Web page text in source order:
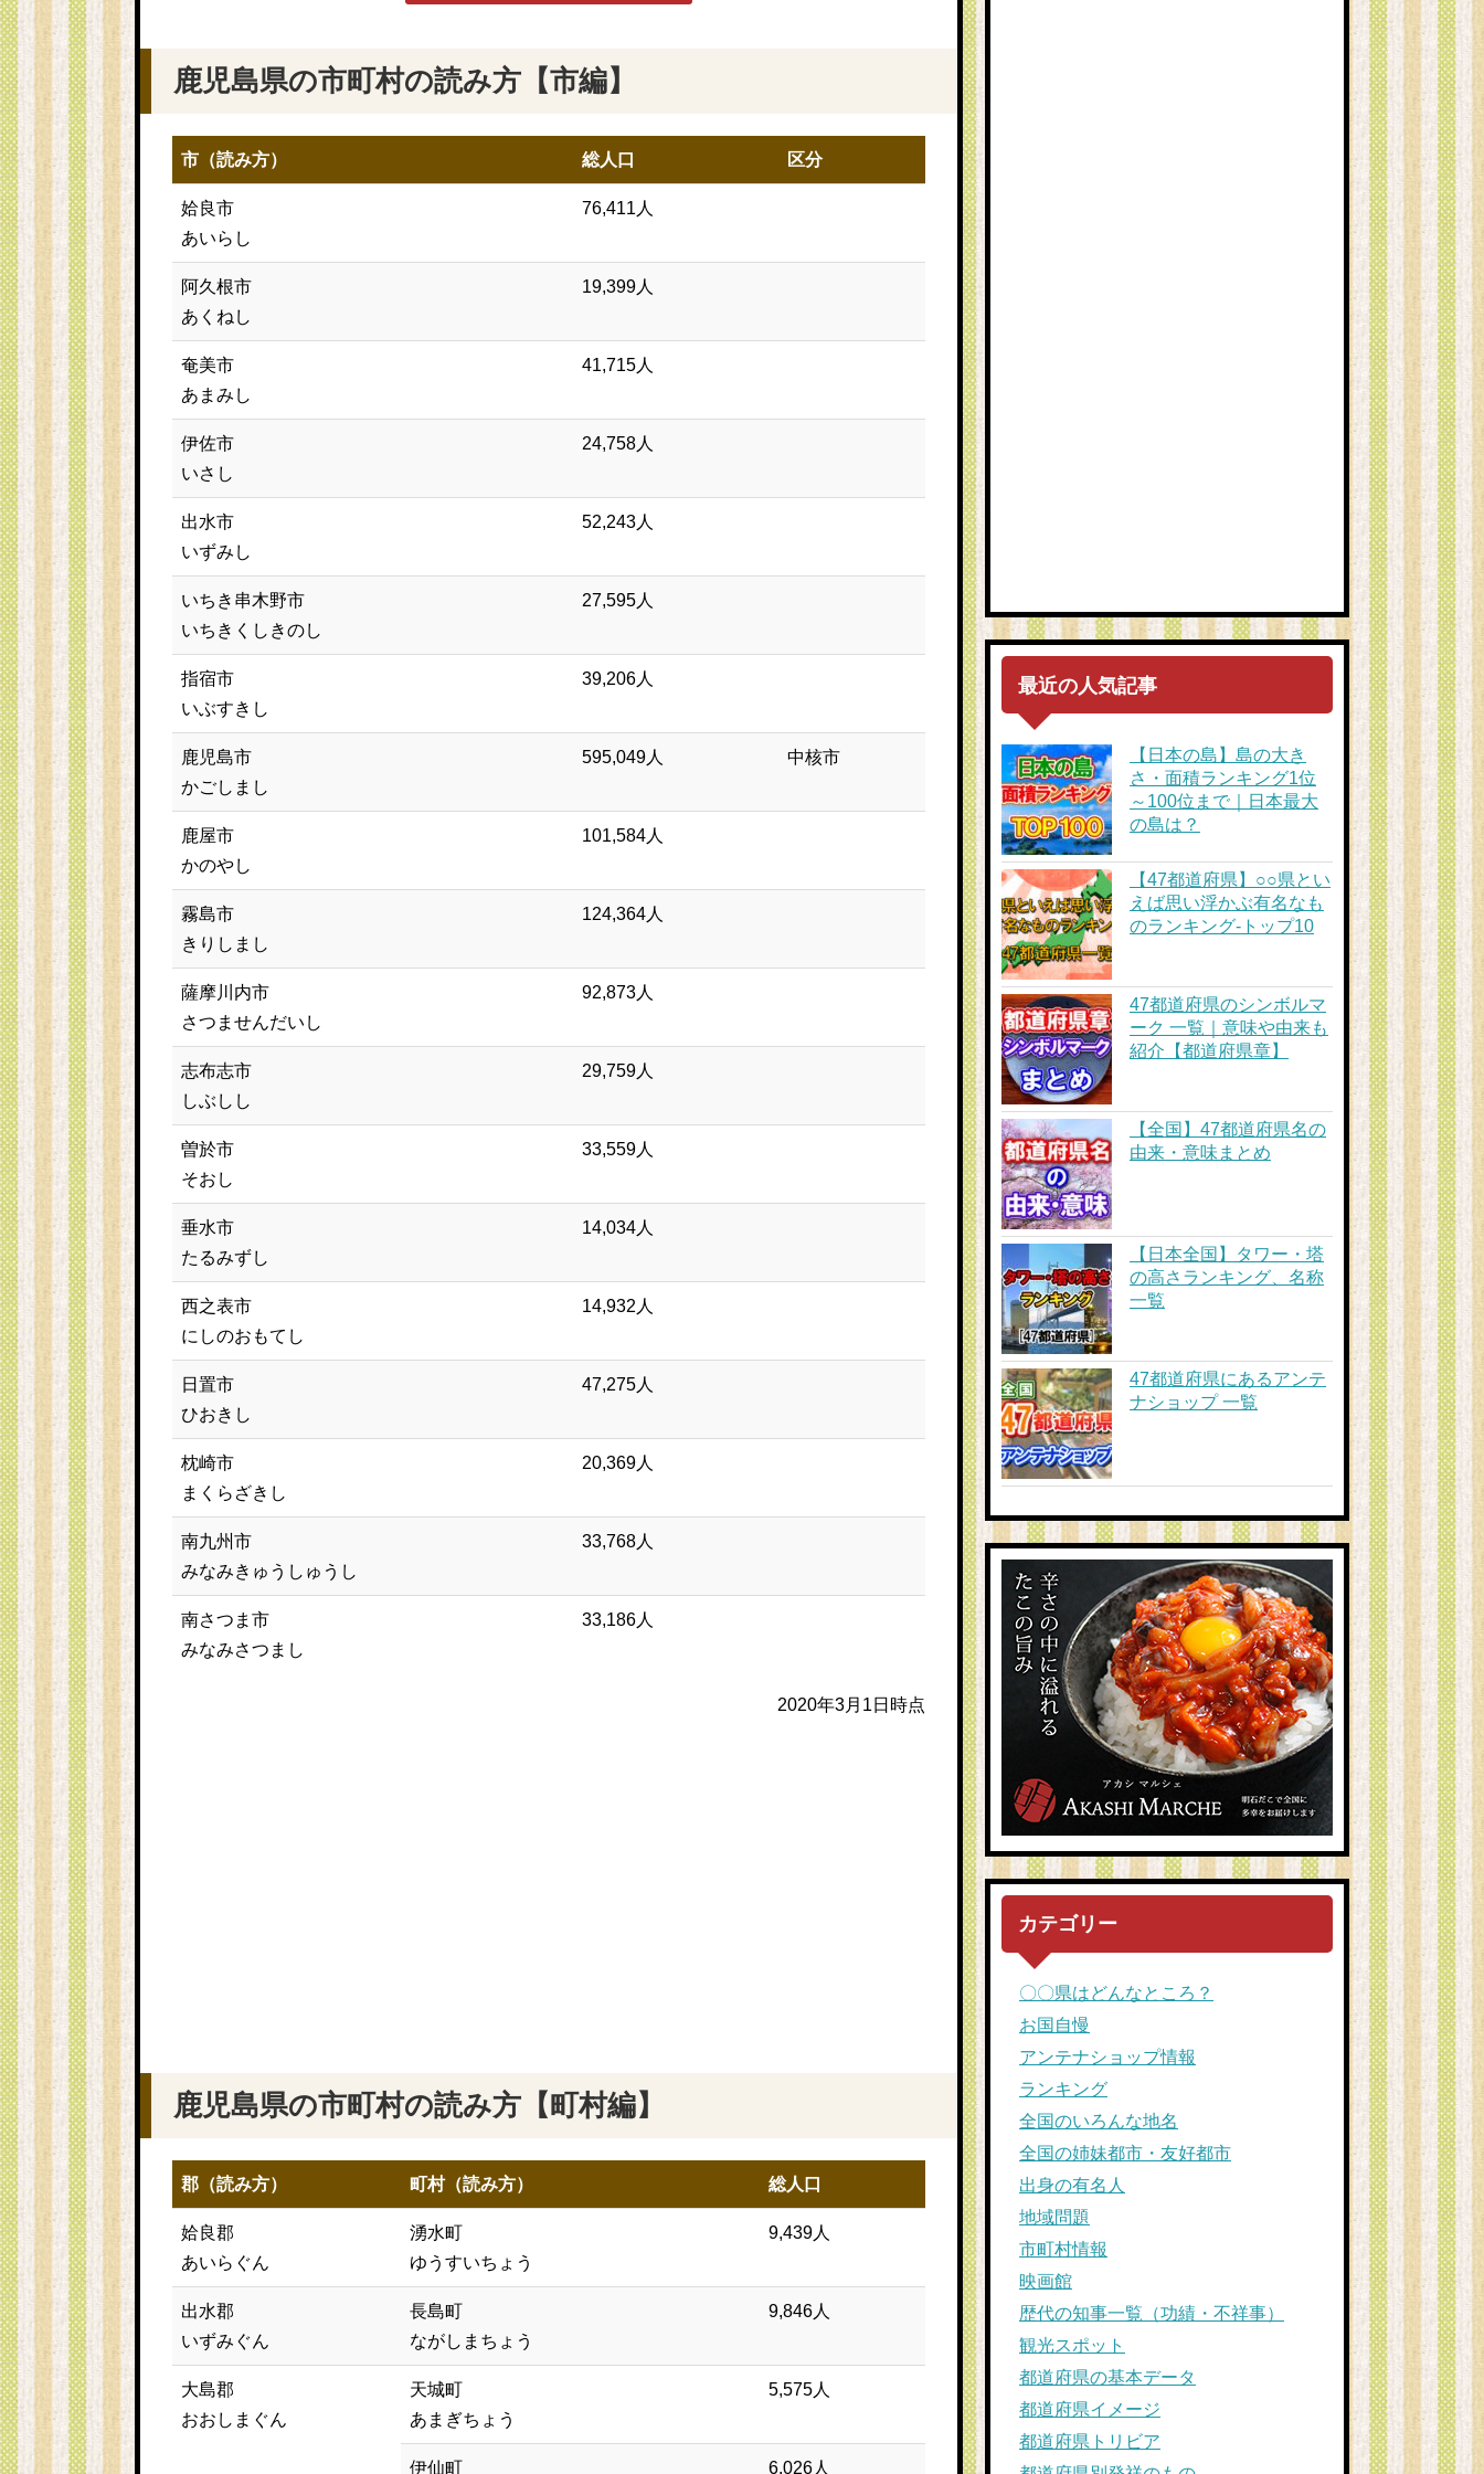
鹿児島県の市町村の読み方【市編】
市（読み方） 総人口 区分
姶良市
あいらし
76,411人
阿久根市
あくねし
19,399人
奄美市
あまみし
41,715人
伊佐市
いさし
24,758人
出水市
いずみし
52,243人
いちき串木野市
いちきくしきのし
27,595人
指宿市
いぶすきし
39,206人
鹿児島市
かごしまし
595,049人 中核市
鹿屋市
かのやし
101,584人
霧島市
きりしまし
124,364人
薩摩川内市
さつませんだいし
92,873人
志布志市
しぶしし
29,759人
曽於市
そおし
33,559人
垂水市
たるみずし
14,034人
西之表市
にしのおもてし
14,932人
日置市
ひおきし
47,275人
枕崎市
まくらざきし
20,369人
南九州市
みなみきゅうしゅうし
33,768人
南さつま市
みなみさつまし
33,186人
2020年3月1日時点
鹿児島県の市町村の読み方【町村編】
郡（読み方） 町村（読み方） 総人口
姶良郡
あいらぐん
湧水町
ゆうすいちょう
9,439人
出水郡
いずみぐん
長島町
ながしまちょう
9,846人
大島郡
おおしまぐん
天城町
あまぎちょう
5,575人
伊仙町 6,026人
最近の人気記事
【日本の島】島の大き
さ・面積ランキング1位
～100位まで｜日本最大
の島は？
【47都道府県】○○県とい
えば思い浮かぶ有名なも
のランキング-トップ10
47都道府県のシンボルマ
ーク 一覧｜意味や由来も
紹介【都道府県章】
【全国】47都道府県名の
由来・意味まとめ
【日本全国】タワー・塔
の高さランキング、名称
一覧
47都道府県にあるアンテ
ナショップ 一覧
カテゴリー
〇〇県はどんなところ？
お国自慢
アンテナショップ情報
ランキング
全国のいろんな地名
全国の姉妹都市・友好都市
出身の有名人
地域問題
市町村情報
映画館
歴代の知事一覧（功績・不祥事）
観光スポット
都道府県の基本データ
都道府県イメージ
都道府県トリビア